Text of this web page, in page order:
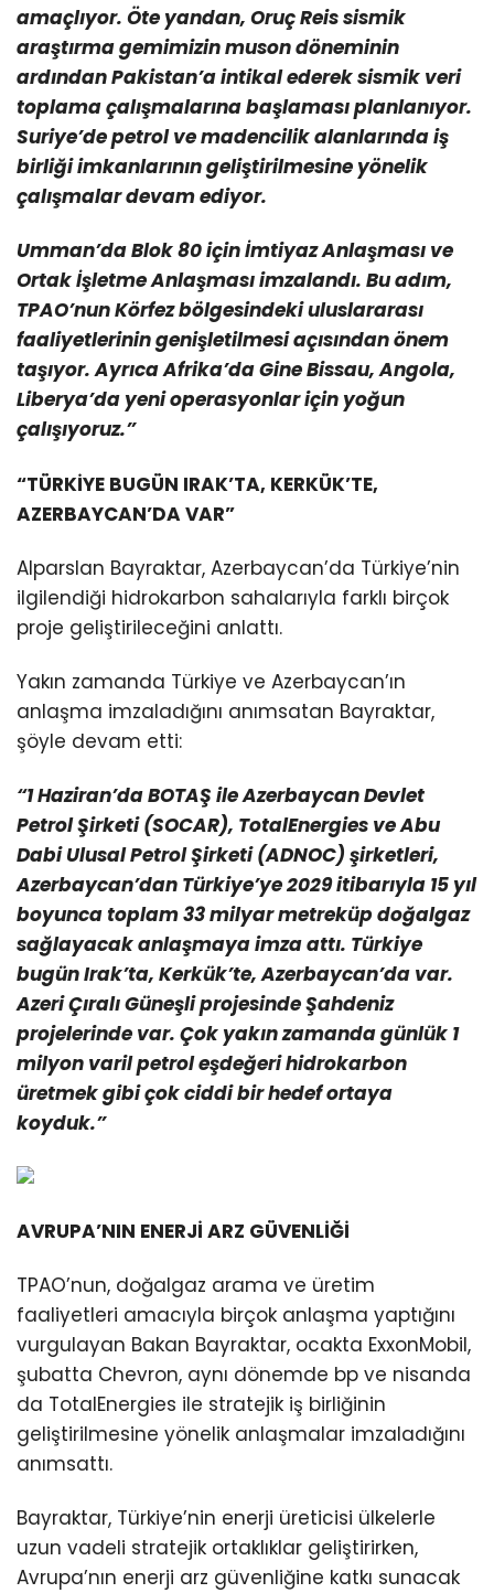
amaçlıyor. Öte yandan, Oruç Reis sismik
araştırma gemimizin muson döneminin
ardından Pakistan’a intikal ederek sismik veri
toplama çalışmalarına başlaması planlanıyor.
Suriye’de petrol ve madencilik alanlarında iş
birliği imkanlarının geliştirilmesine yönelik
çalışmalar devam ediyor.
Umman’da Blok 80 için İmtiyaz Anlaşması ve
Ortak İşletme Anlaşması imzalandı. Bu adım,
TPAO’nun Körfez bölgesindeki uluslararası
faaliyetlerinin genişletilmesi açısından önem
taşıyor. Ayrıca Afrika’da Gine Bissau, Angola,
Liberya’da yeni operasyonlar için yoğun
çalışıyoruz.”
“TÜRKİYE BUGÜN IRAK’TA, KERKÜK’TE,
AZERBAYCAN’DA VAR”
Alparslan Bayraktar, Azerbaycan’da Türkiye’nin
ilgilendiği hidrokarbon sahalarıyla farklı birçok
proje geliştirileceğini anlattı.
Yakın zamanda Türkiye ve Azerbaycan’ın
anlaşma imzaladığını anımsatan Bayraktar,
şöyle devam etti:
“1 Haziran’da BOTAŞ ile Azerbaycan Devlet
Petrol Şirketi (SOCAR), TotalEnergies ve Abu
Dabi Ulusal Petrol Şirketi (ADNOC) şirketleri,
Azerbaycan’dan Türkiye’ye 2029 itibarıyla 15 yıl
boyunca toplam 33 milyar metreküp doğalgaz
sağlayacak anlaşmaya imza attı. Türkiye
bugün Irak’ta, Kerkük’te, Azerbaycan’da var.
Azeri Çıralı Güneşli projesinde Şahdeniz
projelerinde var. Çok yakın zamanda günlük 1
milyon varil petrol eşdeğeri hidrokarbon
üretmek gibi çok ciddi bir hedef ortaya
koyduk.”
AVRUPA’NIN ENERJİ ARZ GÜVENLİĞİ
TPAO’nun, doğalgaz arama ve üretim
faaliyetleri amacıyla birçok anlaşma yaptığını
vurgulayan Bakan Bayraktar, ocakta ExxonMobil,
şubatta Chevron, aynı dönemde bp ve nisanda
da TotalEnergies ile stratejik iş birliğinin
geliştirilmesine yönelik anlaşmalar imzaladığını
anımsattı.
Bayraktar, Türkiye’nin enerji üreticisi ülkelerle
uzun vadeli stratejik ortaklıklar geliştirirken,
Avrupa’nın enerji arz güvenliğine katkı sunacak